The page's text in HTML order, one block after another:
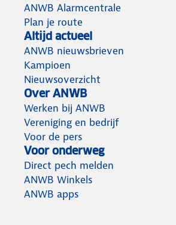
ANWB Alarmcentrale
Plan je route
Altijd actueel
ANWB nieuwsbrieven
Kampioen
Nieuwsoverzicht
Over ANWB
Werken bij ANWB
Vereniging en bedrijf
Voor de pers
Voor onderweg
Direct pech melden
ANWB Winkels
ANWB apps